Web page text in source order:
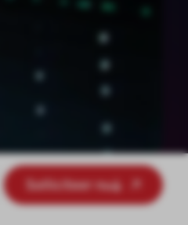
Solliciteer nu